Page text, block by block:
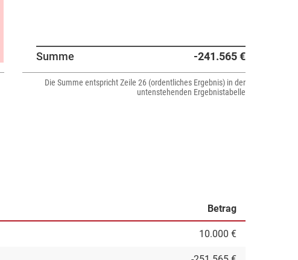
Summe -241.565 €
Die Summe entspricht Zeile 26 (ordentliches Ergebnis) in der
untenstehenden Ergebnistabelle
Betrag
10.000 €